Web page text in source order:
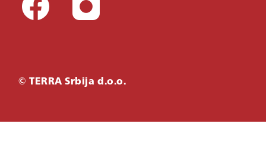
© TERRA Srbija d.o.o.